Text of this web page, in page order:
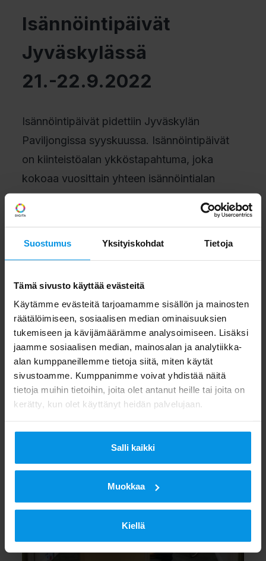
Suostumus Yksityiskohdat Tietoja
Tämä sivusto käyttää evästeitä
Käytämme evästeitä tarjoamamme sisällön ja mainosten
räätälöimiseen, sosiaalisen median ominaisuuksien
tukemiseen ja kävijämäärämme analysoimiseen. Lisäksi
jaamme sosiaalisen median, mainosalan ja analytiikka-
alan kumppaneillemme tietoja siitä, miten käytät
sivustoamme. Kumppanimme voivat yhdistää näitä
tietoja muihin tietoihin, joita olet antanut heille tai joita on
kerätty, kun olet käyttänyt heidän palvelujaan.
Salli kaikki
Muokkaa
Kiellä
Isännöintipäivät
Jyväskylässä
21.-22.9.2022
Isännöintipäivät pidettiin Jyväskylän
Paviljongissa syyskuussa. Isännöintipäivät
on kiinteistöalan ykköstapahtuma, joka
kokoaa vuosittain yhteen isännöintialan
edelläkävijät, ammattilaiset ja johtavat
palveluntarjoajat ympäri Suomen. Digitan
kattoneliöt saadaan hyötykäyttöön
mobiiliverkkojen kehittämiseksi.